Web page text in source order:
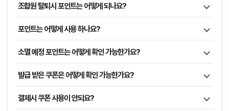
조합원 탈퇴시 포인트는 어떻게 되나요?
포인트는 어떻게 사용 하나요?
소멸 예정 포인트는 어떻게 확인 가능한가요?
발급 받은 쿠폰은 어떻게 확인 가능한가요?
결제시 쿠폰 사용이 안되요?